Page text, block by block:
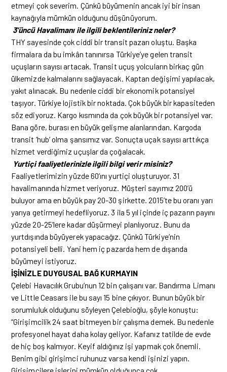
etmeyi çok severim. Çünkü büyümenin ancak iyi bir insan
kaynağıyla mümkün olduğunu düşünüyorum.
3’üncü Havalimanı ile ilgili beklentileriniz neler?
THY sayesinde çok ciddi bir transit pazarı oluştu. Başka
firmalara da bu imkân tanınırsa Türkiye’ye gelen transit
uçuşların sayısı artacak. Transit uçuş yolcuların birkaç gün
ülkemizde kalmalarını sağlayacak. Kaptan değişimi yapılacak,
yakıt alınacak. Bu nedenle ciddi bir ekonomik potansiyel
taşıyor. Türkiye lojistik bir noktada. Çok büyük bir kapasiteden
söz ediyoruz. Kargo kısmında da çok büyük bir potansiyel var.
Bana göre, burası en büyük gelişme alanlarından. Kargoda
transit ‘hub’ olma şansımız var. Sonuçta uçak sayısı arttıkça
hizmet verdiğimiz uçuşlar da çoğalacak.
Yurtiçi faaliyetlerinizle ilgili bilgi verir misiniz?
Faaliyetlerimizin yüzde 60’ını yurtiçi oluşturuyor. 31
havalimanında hizmet veriyoruz. Müşteri sayımız 200’ü
buluyor ama en büyük pay 20-30 şirkette. 2015’te bu oranı yarı
yarıya getirmeyi hedefliyoruz. 3 ila 5 yıl içinde iç pazarın payını
yüzde 20-25’lere kadar düşürmeyi planlıyoruz. Bunu da
yurtdışında büyüyerek yapacağız. Çünkü Türkiye’nin
potansiyeli belli. Yani hem iç pazarda hem de dışarıda
büyümeyi istiyoruz.
İŞİNİZLE DUYGUSAL BAĞ KURMAYIN
Çelebi Havacılık Grubu’nun 12 bin çalışanı var. Bandırma Limanı
ve Little Ceasars ile bu sayı 15 bine çıkıyor. Bunun büyük bir
sorumluluk olduğunu söyleyen Çelebioğlu, şöyle konuştu:
“Girişimcilik 24 saat bitmeyen bir çalışma demek. Bu nedenle
profesyonel hayat daha kolay geliyor. Kafanız tatilde de evde
de hiç boş kalmıyor. Keyif aldığınız işi yapmak çok önemli.
Benim gibi girişimci ruhunuz varsa kendi işinizi yapın.